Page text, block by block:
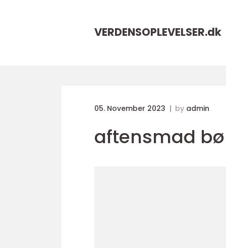
VERDENSOPLEVELSER.dk
05. November 2023 by admin
aftensmad